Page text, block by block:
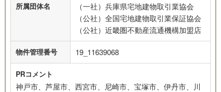
所属団体名
（一社）兵庫県宅地建物取引業協会
（公社）全国宅地建物取引業保証協会
（公社）近畿圏不動産流通機構加盟店
物件管理番号 19_11639068
PRコメント
神戸市、芦屋市、西宮市、尼崎市、宝塚市、伊丹市、川